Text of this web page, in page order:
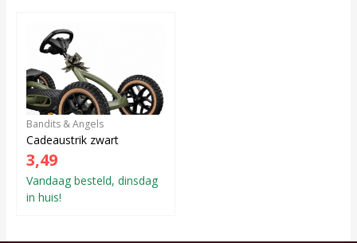
Bandits & Angels
Cadeaustrik zwart
3,49
Vandaag besteld, dinsdag
in huis!